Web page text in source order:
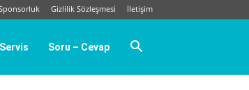
Gizlilik Sözleşmesi İletişim
Soru – Cevap